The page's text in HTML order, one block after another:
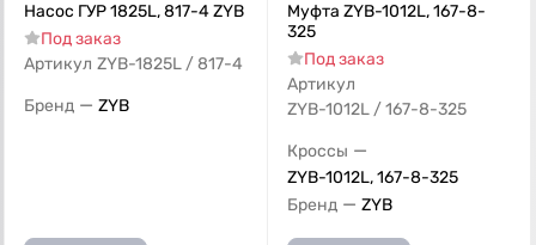
Насос ГУР 1825L, 817-4 ZYB
Под заказ
Артикул ZYB-1825L / 817-4
Бренд — ZYB
Муфта ZYB-1012L, 167-8-
325
Под заказ
Артикул
ZYB-1012L / 167-8-325
Кроссы —
ZYB-1012L, 167-8-325
Бренд — ZYB